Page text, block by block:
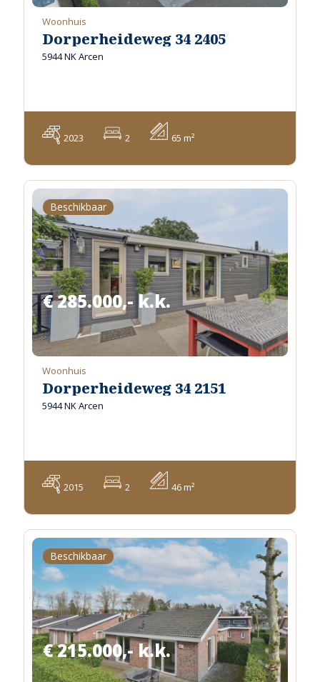
Woonhuis
Dorperheideweg 34 2405
5944 NK Arcen
2023 2 65 m²
Beschikbaar
€ 285.000,- k.k.
Woonhuis
Dorperheideweg 34 2151
5944 NK Arcen
2015 2 46 m²
Beschikbaar
€ 215.000,- k.k.